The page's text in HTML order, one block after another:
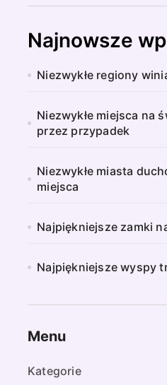
Najnowsze
Niezwykłe regiony
Niezwykłe miejsca na
przez przypadek
Niezwykłe miasta
miejsca
Najpiękniejsze zamki
Najpiękniejsze wyspy
Menu
Kategorie